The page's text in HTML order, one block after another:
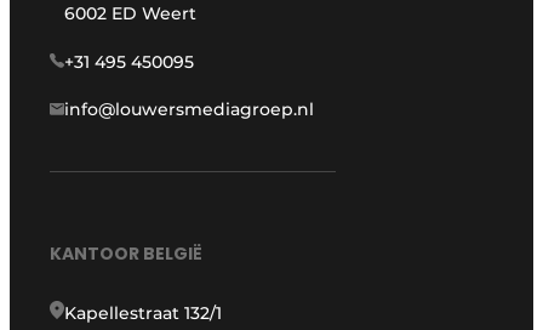
6002 ED Weert
+31 495 450095
info@louwersmediagroep.nl
KANTOOR BELGIË
Kapellestraat 132/1